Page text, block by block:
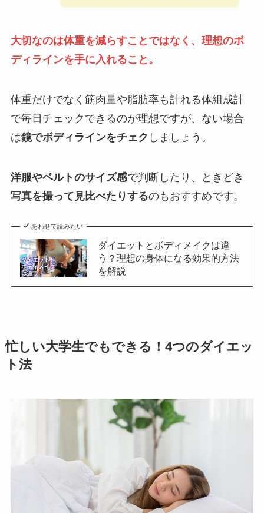
大切なのは体重を減らすことではなく、理想のボ
ディラインを手に入れること。
体重だけでなく筋肉量や脂肪率も計れる体組成計
で毎日チェックできるのが理想ですが、ない場合
は鏡でボディラインをチェク しましょう。
洋服やベルトのサイズ感で判断したり、ときどき
写真を撮って見比べたりするのもおすすめです。
あわせて読みたい
ダイエットとボディメイクは違
う？理想の身体になる効果的方法
を解説
忙しい大学生でもできる！4つのダイエッ
ト法